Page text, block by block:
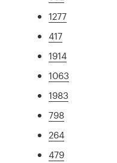
1277
417
1914
1063
1983
798
264
479